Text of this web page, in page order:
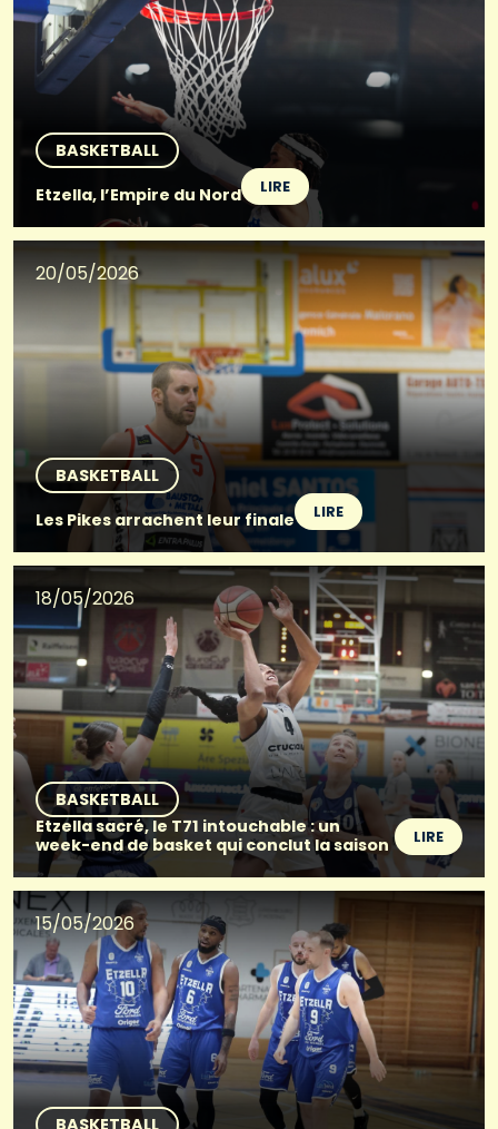
BASKETBALL
Etzella, l’Empire du Nord
LIRE
20/05/2026
BASKETBALL
Les Pikes arrachent leur finale
LIRE
18/05/2026
BASKETBALL
Etzella sacré, le T71 intouchable : un
week-end de basket qui conclut la saison
LIRE
15/05/2026
BASKETBALL